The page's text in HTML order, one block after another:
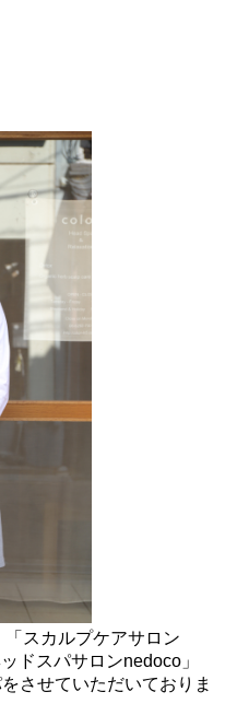
スカルプケアサロン
ドスパサロンnedoco」
させていただいておりま